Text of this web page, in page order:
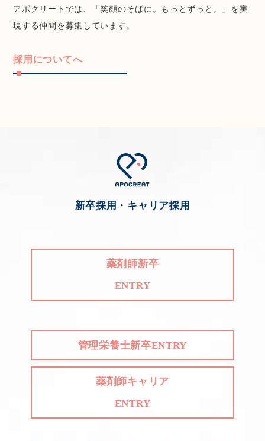
アポクリートでは、「笑顔のそばに。もっとずっと。」を実
現する仲間を募集しています。
採用についてへ
新卒採用・キャリア採用
薬剤師新卒
ENTRY
管理栄養士新卒ENTRY
薬剤師キャリア
ENTRY